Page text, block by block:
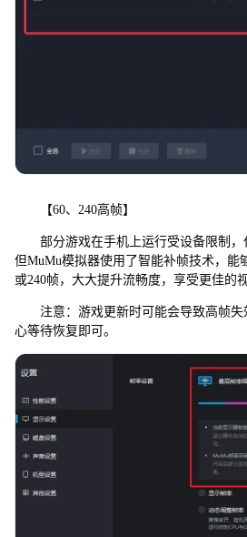
【60、240高帧】
部分游戏在手机上运行受设备限制，
但MuMu模拟器使用了智能补帧技术，能
或240帧，大大提升流畅度，享受更佳的
注意：游戏更新时可能会导致高帧失
心等待恢复即可。